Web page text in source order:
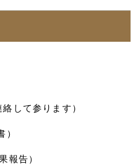
して参ります）
報告）